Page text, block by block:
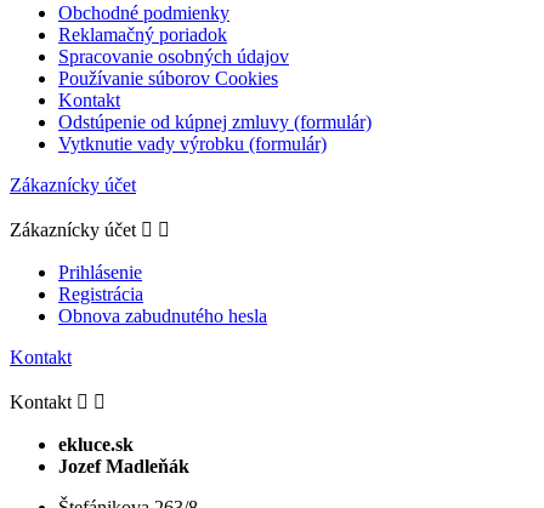
Obchodné podmienky
Reklamačný poriadok
Spracovanie osobných údajov
Používanie súborov Cookies
Kontakt
Odstúpenie od kúpnej zmluvy (formulár)
Vytknutie vady výrobku (formulár)
Zákaznícky účet
Zákaznícky účet  
Prihlásenie
Registrácia
Obnova zabudnutého hesla
Kontakt
Kontakt  
ekluce.sk
Jozef Madleňák